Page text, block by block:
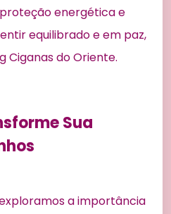
energética e
equilibrado e em paz,
Ciganas do Oriente.
Sua
a importância